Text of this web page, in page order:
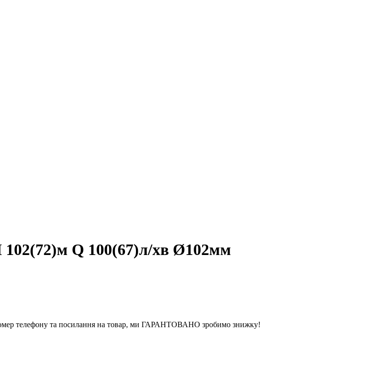
Q 100(67)л/хв Ø102мм
телефону та посилання на товар, ми ГАРАНТОВАНО зробимо знижку!